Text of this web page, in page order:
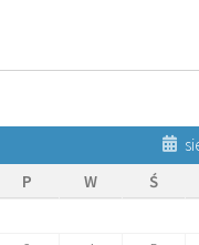
P
W Ś